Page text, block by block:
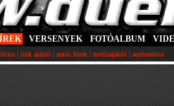
VERSENYEK FOTÓALBUM
| link ajánló | autós hírek | médiaajánló | autószektor